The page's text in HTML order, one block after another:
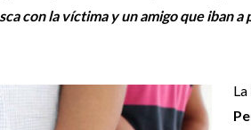
con la víctima y un amigo que iban
La